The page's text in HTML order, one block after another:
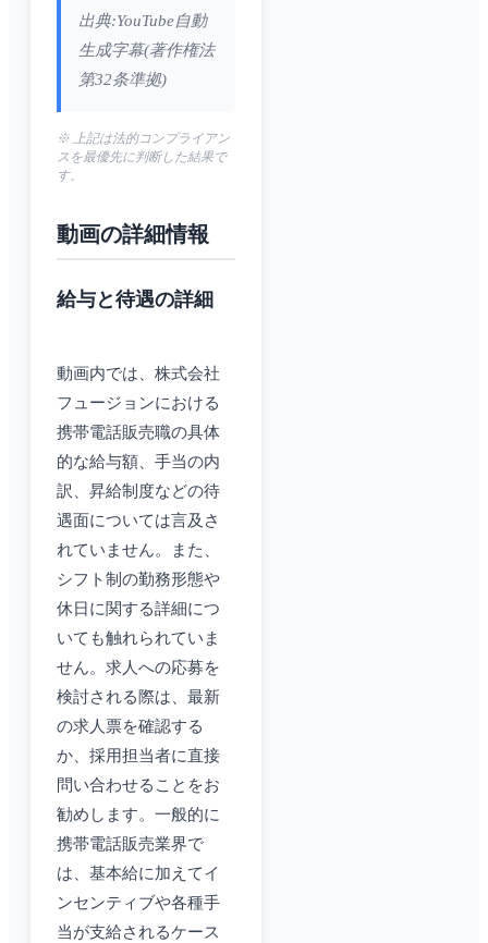
出典:YouTube自動
生成字幕(著作権法
第32条準拠)
※ 上記は法的コンプライアン
スを最優先に判断した結果で
す。
動画の詳細情報
給与と待遇の詳細
動画内では、株式会社
フュージョンにおける
携帯電話販売職の具体
的な給与額、手当の内
訳、昇給制度などの待
遇面については言及さ
れていません。また、
シフト制の勤務形態や
休日に関する詳細につ
いても触れられていま
せん。求人への応募を
検討される際は、最新
の求人票を確認する
か、採用担当者に直接
問い合わせることをお
勧めします。一般的に
携帯電話販売業界で
は、基本給に加えてイ
ンセンティブや各種手
当が支給されるケース